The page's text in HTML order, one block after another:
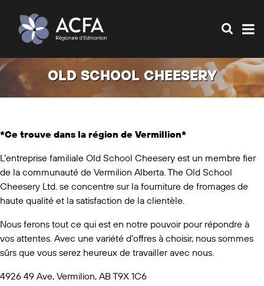
OLD SCHOOL CHEESERY
*Ce trouve dans la région de Vermillion*
L’entreprise familiale Old School Cheesery est un membre fier
de la communauté de Vermilion Alberta. The Old School
Cheesery Ltd. se concentre sur la fourniture de fromages de
haute qualité et la satisfaction de la clientèle.
Nous ferons tout ce qui est en notre pouvoir pour répondre à
vos attentes. Avec une variété d’offres à choisir, nous sommes
sûrs que vous serez heureux de travailler avec nous.
4926 49 Ave, Vermilion, AB T9X 1C6